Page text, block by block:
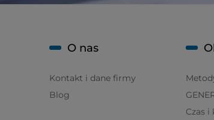
O nas
Kontakt i dane firmy
Blog
Czas